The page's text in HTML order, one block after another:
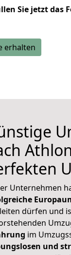
Sie jetzt das
erhalten
Unternehmen
dürfen und
im
und